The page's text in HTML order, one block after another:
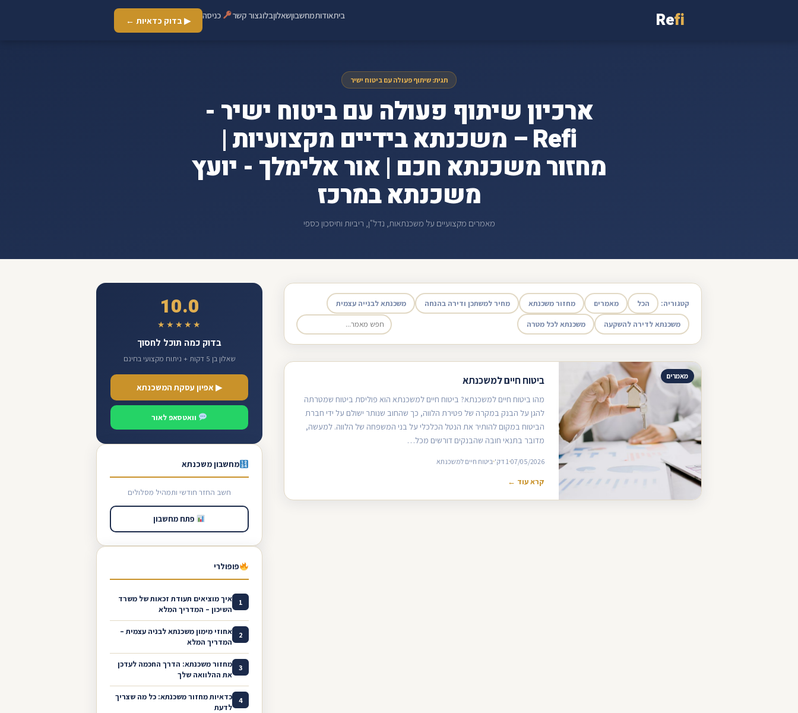
Refi ביתאודותמחשבוןשאלוןבלוגצור קשר כניסה ▶ בדוק כדאיות ←
תגית: שיתוף פעולה עם ביטוח ישיר
ארכיון שיתוף פעולה עם ביטוח ישיר -
Refi – משכנתא בידיים מקצועיות |
מחזור משכנתא חכם | אור אלימלך - יועץ
משכנתא במרכז
מאמרים מקצועיים על משכנתאות, נדל"ן, ריביות וחיסכון כספי
קטגוריה: הכל מאמרים מחזור משכנתא מחיר למשתכן ודירה בהנחה משכנתא לבנייה עצמית
משכנתא לדירה להשקעה משכנתא לכל מטרה
מאמרים ביטוח חיים למשכנתא
מהו ביטוח חיים למשכנתא? ביטוח חיים למשכנתא הוא פוליסת ביטוח שמטרתה
להגן על הבנק במקרה של פטירת הלווה, כך שהחוב שנותר ישולם על ידי חברת
הביטוח במקום להותיר את הנטל הכלכלי על בני המשפחה של הלווה. למעשה,
מדובר בתנאי חובה שהבנקים דורשים מכל…
07/05/2026 1 דק' ביטוח חיים למשכנתא
קרא עוד ←
10.0
★★★★★
בדוק כמה תוכל לחסוך
שאלון בן 5 דקות + ניתוח מקצועי בחינם
▶ אפיון עסקת המשכנתא
וואטסאפ לאור
מחשבון משכנתא
חשב החזר חודשי ותמהיל מסלולים
פתח מחשבון
פופולרי
1
איך מוציאים תעודת זכאות של משרד
השיכון – המדריך המלא
2
אחוזי מימון משכנתא לבניה עצמית –
המדריך המלא
3
מחזור משכנתא: הדרך החכמה לעדכן
את ההלוואה שלך
4
כדאיות מחזור משכנתא: כל מה שצריך
לדעת